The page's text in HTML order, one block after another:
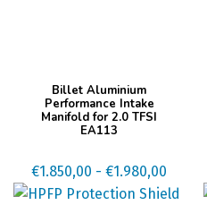
product
heeft
variaties.
Deze
Billet Aluminium
Performance Intake
Manifold for 2.0 TFSI
EA113
€1.850,00 - €1.980,00